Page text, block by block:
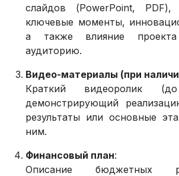
слайдов (PowerPoint,
ключевые моменты,
а также влияние
аудиторию.
Видео-материалы (при
Краткий видеоролик
демонстрирующий
результаты или основные
ним.
Финансовый план:
Описание бюджетных